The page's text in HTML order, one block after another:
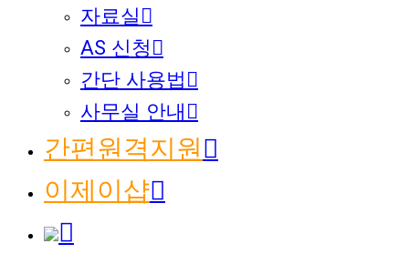
자료실
AS 신청
간단 사용법
사무실 안내
간편원격지원
이제이샵